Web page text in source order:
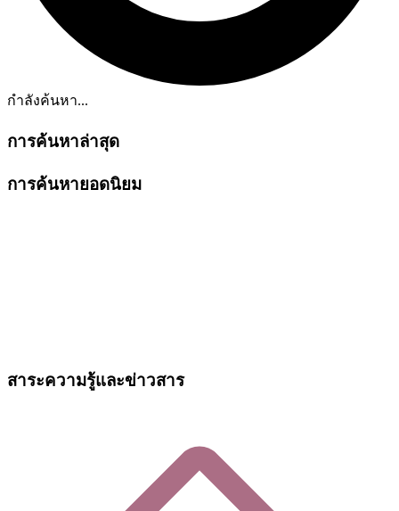
กำลังค้นหา...
การค้นหาล่าสุด
การค้นหายอดนิยม
สาระความรู้และข่าวสาร